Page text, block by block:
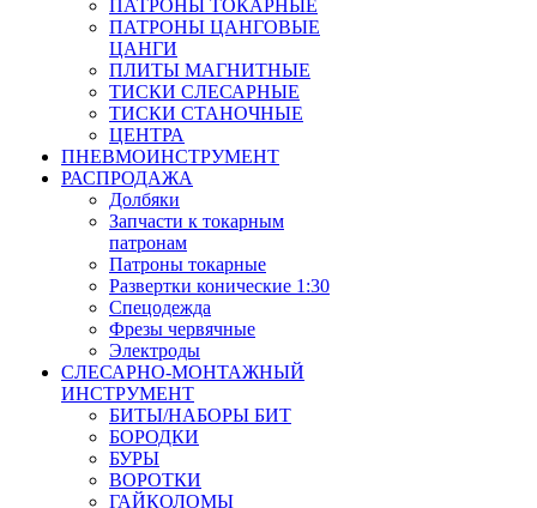
ПАТРОНЫ ТОКАРНЫЕ
ПАТРОНЫ ЦАНГОВЫЕ
ЦАНГИ
ПЛИТЫ МАГНИТНЫЕ
ТИСКИ СЛЕСАРНЫЕ
ТИСКИ СТАНОЧНЫЕ
ЦЕНТРА
ПНЕВМОИНСТРУМЕНТ
РАСПРОДАЖА
Долбяки
Запчасти к токарным
патронам
Патроны токарные
Развертки конические 1:30
Спецодежда
Фрезы червячные
Электроды
СЛЕСАРНО-МОНТАЖНЫЙ
ИНСТРУМЕНТ
БИТЫ/НАБОРЫ БИТ
БОРОДКИ
БУРЫ
ВОРОТКИ
ГАЙКОЛОМЫ